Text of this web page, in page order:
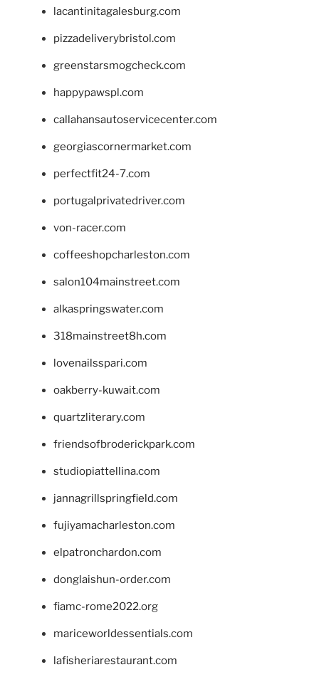
lacantinitagalesburg.com
pizzadeliverybristol.com
greenstarsmogcheck.com
happypawspl.com
callahansautoservicecenter.com
georgiascornermarket.com
perfectfit24-7.com
portugalprivatedriver.com
von-racer.com
coffeeshopcharleston.com
salon104mainstreet.com
alkaspringswater.com
318mainstreet8h.com
lovenailsspari.com
oakberry-kuwait.com
quartzliterary.com
friendsofbroderickpark.com
studiopiattellina.com
jannagrillspringfield.com
fujiyamacharleston.com
elpatronchardon.com
donglaishun-order.com
fiamc-rome2022.org
mariceworldessentials.com
lafisheriarestaurant.com